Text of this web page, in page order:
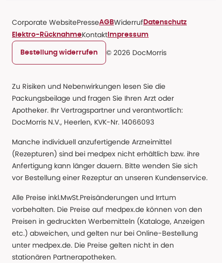
Corporate WebsitePresseAGBWiderruf Datenschutz
Elektro-RücknahmeKontakt Impressum
Bestellung widerrufen © 2026 DocMorris
Zu Risiken und Nebenwirkungen lesen Sie die
Packungsbeilage und fragen Sie Ihren Arzt oder
Apotheker. Ihr Vertragspartner und verantwortlich:
DocMorris N.V., Heerlen, KVK-Nr. 14066093
Manche individuell anzufertigende Arzneimittel
(Rezepturen) sind bei medpex nicht erhältlich bzw. ihre
Anfertigung kann länger dauern. Bitte wenden Sie sich
vor Bestellung einer Rezeptur an unseren Kundenservice.
Alle Preise inkl.MwSt.Preisänderungen und Irrtum
vorbehalten. Die Preise auf medpex.de können von den
Preisen in gedruckten Werbemitteln (Kataloge, Anzeigen
etc.) abweichen, und gelten nur bei Online-Bestellung
unter medpex.de. Die Preise gelten nicht in den
stationären Partnerapotheken.